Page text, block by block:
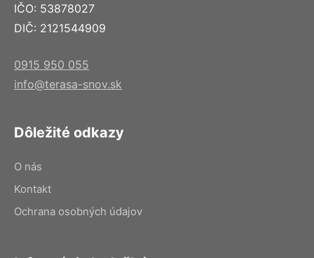
IČO: 53878027
DIČ: 2121544909
0915 950 055
info@terasa-snov.sk
Dôležité odkazy
O nás
Kontakt
Ochrana osobných údajov